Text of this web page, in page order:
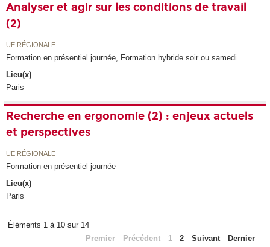
Analyser et agir sur les conditions de travail
(2)
UE RÉGIONALE
Formation en présentiel journée, Formation hybride soir ou samedi
Lieu(x)
Paris
Recherche en ergonomie (2) : enjeux actuels
et perspectives
UE RÉGIONALE
Formation en présentiel journée
Lieu(x)
Paris
Éléments 1 à 10 sur 14
Premier
Précédent 1 2 Suivant Dernier